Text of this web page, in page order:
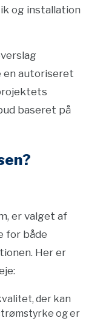
og installation
en autoriseret
baseret på
er valget af
for både
Her er
der kan
og er